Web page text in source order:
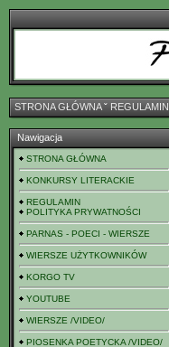
STRONA GŁÓWNAˇ REGULAMIN
Nawigacja
STRONA GŁÓWNA
KONKURSY LITERACKIE
REGULAMIN
POLITYKA PRYWATNOŚCI
PARNAS - POECI - WIERSZE
WIERSZE UŻYTKOWNIKÓW
KORGO TV
YOUTUBE
WIERSZE /VIDEO/
PIOSENKA POETYCKA /VIDEO/